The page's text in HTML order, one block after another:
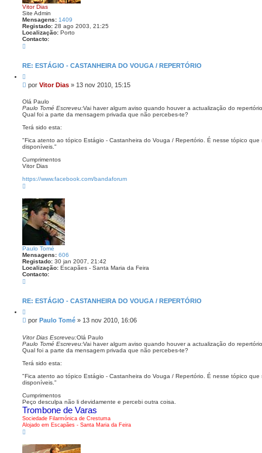
Vitor Dias
Site Admin
Mensagens: 1409
Registado: 28 ago 2003, 21:25
Localização: Porto
Contacto:
t
t
o
i
t
o
D
a
s
RE: ESTÁGIO - CASTANHEIRA DO VOUGA / REPERTÓRIO
i
t
r
M
n
s
a
g
m
por Vitor Dias » 13 nov 2010, 15:15
Olá Paulo
Paulo Tomé Escreveu:Vai haver algum aviso quando houver a actualização do
Qual foi a parte da mensagem privada que não percebes-te?
Terá sido esta:
"Fica atento ao tópico Estágio - Castanheira do Vouga / Repertório. É nesse tópico
disponíveis."
Cumprimentos
Vitor Dias
https://www.facebook.com/bandaforum
p
o
Paulo Tomé
Mensagens: 606
Registado: 30 jan 2007, 21:42
Localização: Escapães - Santa Maria da Feira
Contacto:
t
t
o
a
u
l
T
m
é
RE: ESTÁGIO - CASTANHEIRA DO VOUGA / REPERTÓRIO
i
t
r
M
n
s
a
m
por Paulo Tomé » 13 nov 2010, 16:06
Vitor Dias Escreveu:Olá Paulo
Paulo Tomé Escreveu:Vai haver algum aviso quando houver a actualização do
Qual foi a parte da mensagem privada que não percebes-te?
Terá sido esta:
"Fica atento ao tópico Estágio - Castanheira do Vouga / Repertório. É nesse tópico
disponíveis."
Cumprimentos
Peço desculpa não li devidamente e percebi outra coisa.
Trombone de Varas
Sociedade Filarmónica de Crestuma
Alojado em Escapães - Santa Maria da Feira
p